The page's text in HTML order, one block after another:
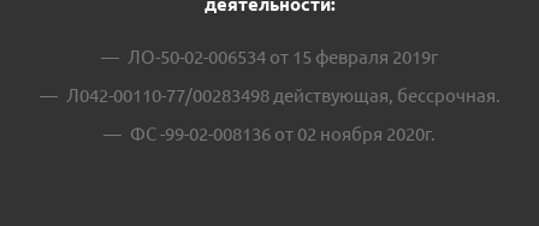
деятельности:
ЛО-50-02-006534 от 15 февраля 2019г
Л042-00110-77/00283498 действующая, бессрочная.
ФС -99-02-008136 от 02 ноября 2020г.